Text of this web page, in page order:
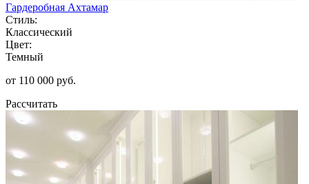
Гардеробная Ахтамар
Стиль:
Классический
Цвет:
Темный
от 110 000 руб.
Рассчитать